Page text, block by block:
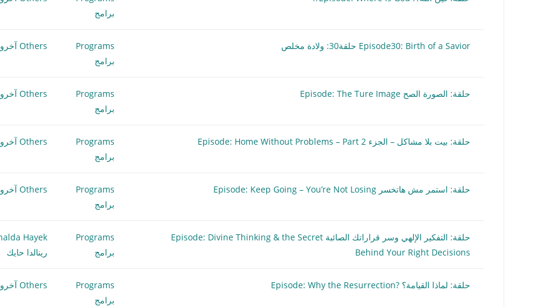
برامج
Episode30: Birth of a Savior حلقة30: ولادة مخلص
Programs
برامج
Others آخرون
حلقة: الصورة الصح Episode: The Ture Image
Programs
برامج
Others آخرون
حلقة: بيت بلا مشاكل – الجزء 2 Episode: Home Without Problems – Part
Programs
برامج
Others آخرون
حلقة: استمر مش هاتخسر Episode: Keep Going – You’re Not Losing
Programs
برامج
Others آخرون
حلقة: التفكير الإلهي وسر قراراتك الصائبة Episode: Divine Thinking & the Secret
Behind Your Right Decisions
Programs
برامج
Hayek
رينالدا حايك
حلقة: لماذا القيامة؟ ?Episode: Why the Resurrection
Programs
برامج
Others آخرون